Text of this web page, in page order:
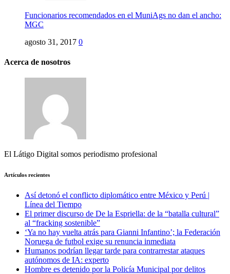
Funcionarios recomendados en el MuniAgs no dan el ancho:
MGC
agosto 31, 2017 0
Acerca de nosotros
El Látigo Digital somos periodismo profesional
Artículos recientes
Así detonó el conflicto diplomático entre México y Perú |
Línea del Tiempo
El primer discurso de De la Espriella: de la “batalla cultural”
al “fracking sostenible”
‘Ya no hay vuelta atrás para Gianni Infantino’; la Federación
Noruega de futbol exige su renuncia inmediata
Humanos podrían llegar tarde para contrarrestar ataques
autónomos de IA: experto
Hombre es detenido por la Policía Municipal por delitos